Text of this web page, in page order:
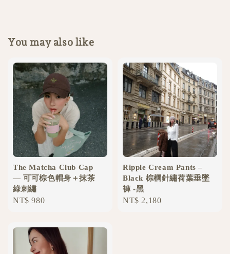
You may also like
The Matcha Club Cap
— 可可棕色帽身＋抹茶
綠刺繡
Regular
NT$ 980
Ripple Cream Pants –
Black 棕櫚針繡荷葉垂墜
褲 -黑
Regular
NT$ 2,180